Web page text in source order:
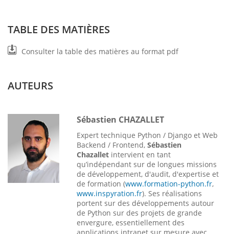
TABLE DES MATIÈRES
Consulter la table des matières au format pdf
AUTEURS
Sébastien CHAZALLET
Expert technique Python / Django et Web
Backend / Frontend, Sébastien
Chazallet intervient en tant
qu’indépendant sur de longues missions
de développement, d'audit, d'expertise et
de formation (www.formation-python.fr,
www.inspyration.fr). Ses réalisations
portent sur des développements autour
de Python sur des projets de grande
envergure, essentiellement des